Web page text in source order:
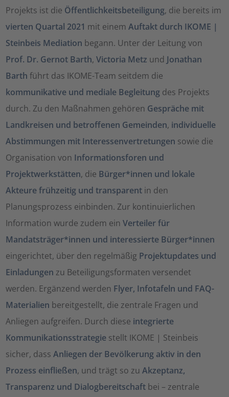
Projekts ist die Öffentlichkeitsbeteiligung, die bereits im
vierten Quartal 2021 mit einemAuftakt durch IKOME |
Steinbeis Mediation begann. Unter der Leitung von
Prof. Dr. Gernot Barth,Victoria Metz und Jonathan
Barth führt das IKOME-Team seitdem die
kommunikative und mediale Begleitung des Projekts
durch. Zu den Maßnahmen gehören Gespräche mit
Landkreisen und betroffenen Gemeinden, individuelle
Abstimmungen mit Interessenvertretungen sowie die
Organisation von Informationsforen und
Projektwerkstätten, die Bürger*innen und lokale
Akteure frühzeitig und transparent in den
Planungsprozess einbinden. Zur kontinuierlichen
Information wurde zudem einVerteiler für
Mandatsträger*innen und interessierte Bürger*innen
eingerichtet, über den regelmäßig Projektupdates und
Einladungen zu Beteiligungsformaten versendet
werden. Ergänzend werden Flyer, Infotafeln und FAQ-
Materialien bereitgestellt, die zentrale Fragen und
Anliegen aufgreifen. Durch diese integrierte
Kommunikationsstrategie stellt IKOME | Steinbeis
sicher, dassAnliegen der Bevölkerung aktiv in den
Prozess einfließen, und trägt so zuAkzeptanz,
Transparenz und Dialogbereitschaft bei – zentrale